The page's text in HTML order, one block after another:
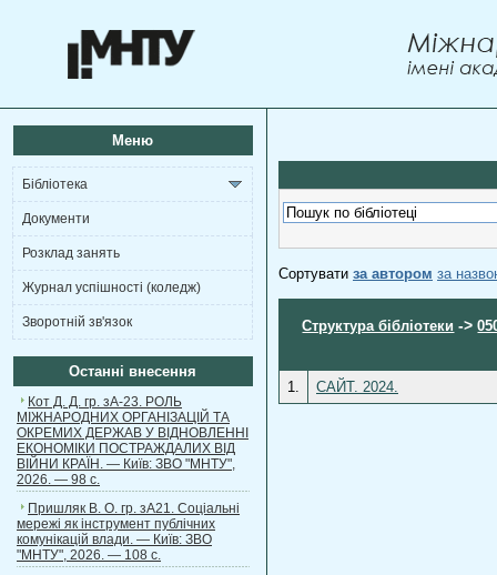
Меню
Бібліотека
Документи
Розклад занять
Журнал успішності (коледж)
Зворотній зв'язок
Останні внесення
Кот Д. Д. гр. зА-23. РОЛЬ
МІЖНАРОДНИХ ОРГАНІЗАЦІЙ ТА
ОКРЕМИХ ДЕРЖАВ У ВІДНОВЛЕННІ
ЕКОНОМІКИ ПОСТРАЖДАЛИХ ВІД
ВІЙНИ КРАЇН. — Київ: ЗВО "МНТУ",
2026. — 98 с.
Пришляк В. О. гр. зА21. Соціальні
мережі як інструмент публічних
комунікацій влади. — Київ: ЗВО
"МНТУ", 2026. — 108 с.
Сортувати за автором за
Структура бібліотеки ->
1. САЙТ. 2024.